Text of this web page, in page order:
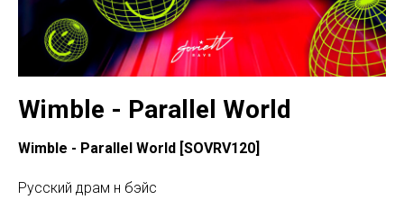
Wimble - Parallel World
Wimble - Parallel World [SOVRV120]
Русский драм н бэйс